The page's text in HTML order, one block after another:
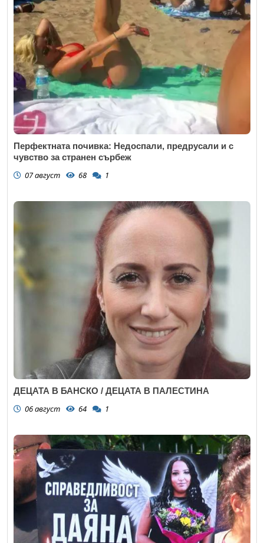
Перфектната почивка: Недоспали, предрусали и с
чувство за странен сърбеж
07 август 68 1
ДЕЦАТА В БАНСКО / ДЕЦАТА В ПАЛЕСТИНА
06 август 64 1